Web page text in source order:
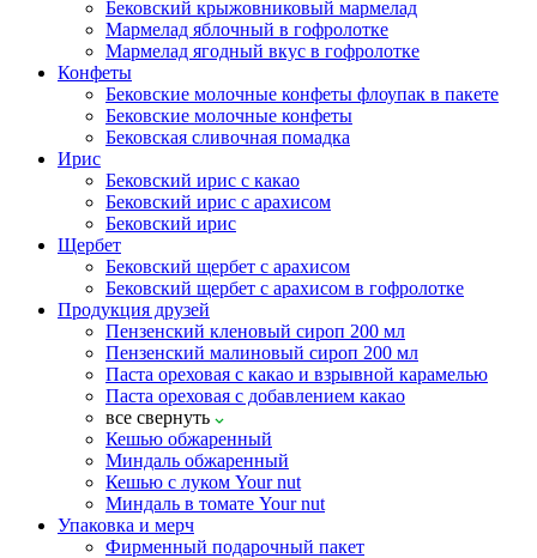
Бековский крыжовниковый мармелад
Мармелад яблочный в гофролотке
Мармелад ягодный вкус в гофролотке
Конфеты
Бековские молочные конфеты флоупак в пакете
Бековские молочные конфеты
Бековская сливочная помадка
Ирис
Бековский ирис с какао
Бековский ирис с арахисом
Бековский ирис
Щербет
Бековский щербет с арахисом
Бековский щербет с арахисом в гофролотке
Продукция друзей
Пензенский кленовый сироп 200 мл
Пензенский малиновый сироп 200 мл
Паста ореховая с какао и взрывной карамелью
Паста ореховая с добавлением какао
все свернуть
Кешью обжаренный
Миндаль обжаренный
Кешью с луком Your nut
Миндаль в томате Your nut
Упаковка и мерч
Фирменный подарочный пакет